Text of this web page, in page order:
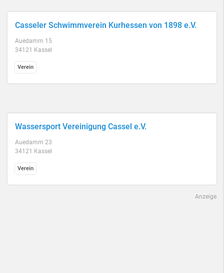
Casseler Schwimmverein Kurhessen von 1898 e.V.
Auedamm 15
34121 Kassel
Verein
Wassersport Vereinigung Cassel e.V.
Auedamm 23
34121 Kassel
Verein
Anzeige